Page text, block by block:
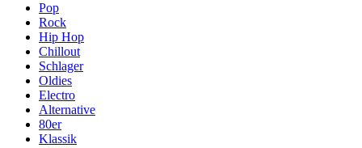
Pop
Rock
Hip Hop
Chillout
Schlager
Oldies
Electro
Alternative
80er
Klassik